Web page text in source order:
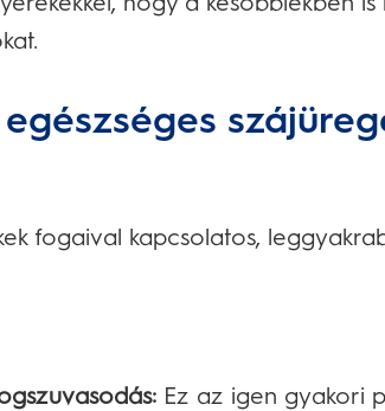
fogaival kapcsolatos,
Ez az igen gyakori